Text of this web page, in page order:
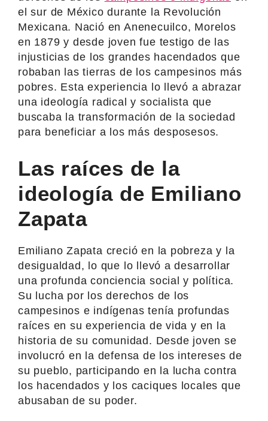
el sur de México durante la Revolución
Mexicana. Nació en Anenecuilco, Morelos
en 1879 y desde joven fue testigo de las
injusticias de los grandes hacendados que
robaban las tierras de los campesinos más
pobres. Esta experiencia lo llevó a abrazar
una ideología radical y socialista que
buscaba la transformación de la sociedad
para beneficiar a los más desposesos.
Las raíces de la
ideología de Emiliano
Zapata
Emiliano Zapata creció en la pobreza y la
desigualdad, lo que lo llevó a desarrollar
una profunda conciencia social y política.
Su lucha por los derechos de los
campesinos e indígenas tenía profundas
raíces en su experiencia de vida y en la
historia de su comunidad. Desde joven se
involucró en la defensa de los intereses de
su pueblo, participando en la lucha contra
los hacendados y los caciques locales que
abusaban de su poder.